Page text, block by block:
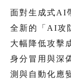
面對生成式AI
全新的「AI攻
大幅降低攻擊
身分冒用與深
測與自動化應